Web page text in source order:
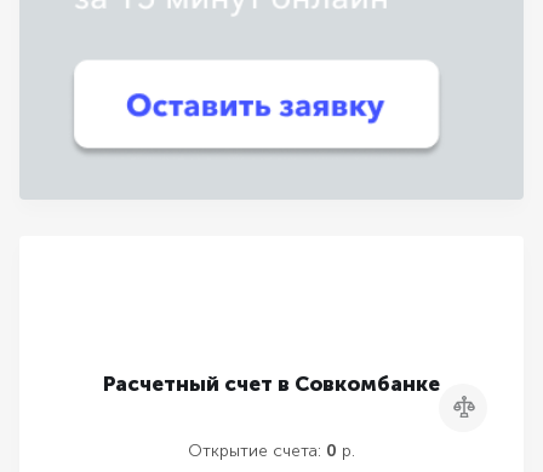
Расчетный счет в Совкомбанке
Сравнить
Открытие счета: 0 р.